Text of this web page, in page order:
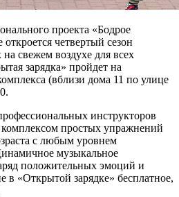
проекта «Бодрое
четвертый сезон
свежем воздухе для всех
зарядка» пройдет на
(вблизи дома 11 по улице
инструкторов
комплексом простых упражнений
с любым уровнем
музыкальное
положительных эмоций и
в «Открытой зарядке» бесплатное,